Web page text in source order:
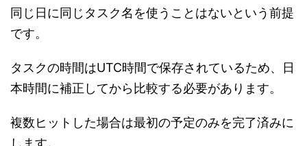
同じ日に同じタスク名を使うことはないという前提
です。
タスクの時間はUTC時間で保存されているため、日
本時間に補正してから比較する必要があります。
複数ヒットした場合は最初の予定のみを完了済みに
します。